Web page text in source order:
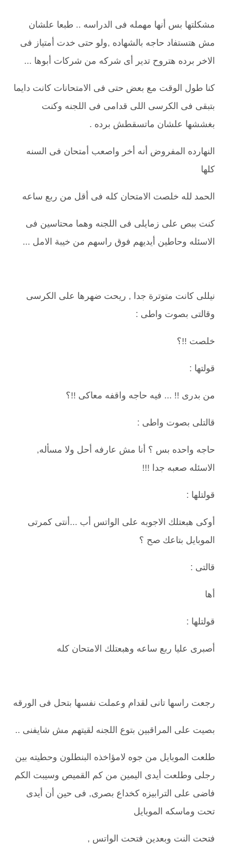
مشكلتها بس أنها مهمله فى الدراسه .. طبعا علشان
مش هتستفاد حاجه بالشهاده ,ولو حتى خدت أمتياز فى
الاخر برده هتروح تدير أى شركه من شركات أبوها ...
كنا طول الوقت مع بعض حتى فى الامتحانات كانت دايما
بتبقى فى الكرسى اللى قدامى فى اللجنه وكنت
بغششها علشان ماتسقطش برده .
النهارده المفروض أنه أخر واصعب أمتحان فى السنه
كلها
الحمد لله خلصت الامتحان كله فى أقل من ربع ساعه
كنت ببص على زمايلى فى اللجنه وهما محتاسين فى
الاسئله وحاطين أيديهم فوق راسهم من خيبة الامل ...
نيللى كانت متوترة جدا , ريحت ضهرها على الكرسى
وقالتى بصوت واطى :
خلصت !!؟
قولتها :
من بدرى !! ... فيه حاجه واقفه معاكى !!؟
قالتلى بصوت واطى :
حاجه واحده بس ؟ أنا مش عارفه أحل ولا مسأله,
الاسئله صعبه جدا !!!
قولتلها :
أوكى هبعتلك الاجوبه على الواتس أب ...أنتى كمرتى
الموبايل بتاعك صح ؟
قالتى :
أها
قولتلها :
أصبرى عليا ربع ساعه وهبعتلك الامتحان كله
رجعت راسها تانى لقدام وعملت نفسها بتحل فى الورقه
بصيت على المراقبين بتوع اللجنه لقيتهم مش شايفنى ..
طلعت الموبايل من جوه لامؤاخذه البنطلون وحطيته بين
رجلى وطلعت أيدى اليمين من كم القميص وسيبت الكم
فاضى على الترابيزه كخداع بصرى, فى حين أن أيدى
تحت وماسكه الموبايل
فتحت النت وبعدين فتحت الواتس ,